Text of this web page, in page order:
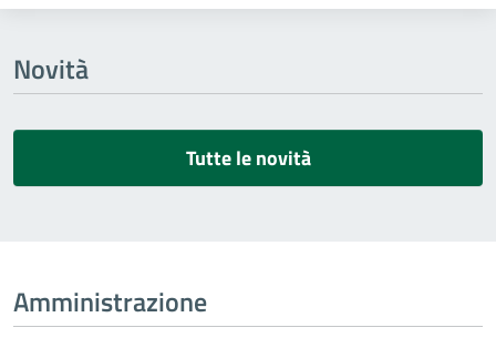
Novità
Tutte le novità
Amministrazione